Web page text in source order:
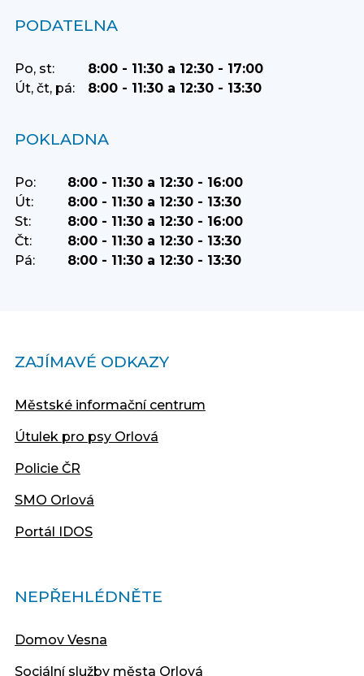
PODATELNA
Po, st:
8:00 - 11:30 a 12:30 - 17:00
Út, čt, pá:
8:00 - 11:30 a 12:30 - 13:30
POKLADNA
Po:
8:00 - 11:30 a 12:30 - 16:00
Út:
8:00 - 11:30 a 12:30 - 13:30
St:
8:00 - 11:30 a 12:30 - 16:00
Čt:
8:00 - 11:30 a 12:30 - 13:30
Pá:
8:00 - 11:30 a 12:30 - 13:30
ZAJÍMAVÉ ODKAZY
Městské informační centrum
Útulek pro psy Orlová
Policie ČR
SMO Orlová
Portál IDOS
NEPŘEHLÉDNĚTE
Domov Vesna
Sociální služby města Orlová